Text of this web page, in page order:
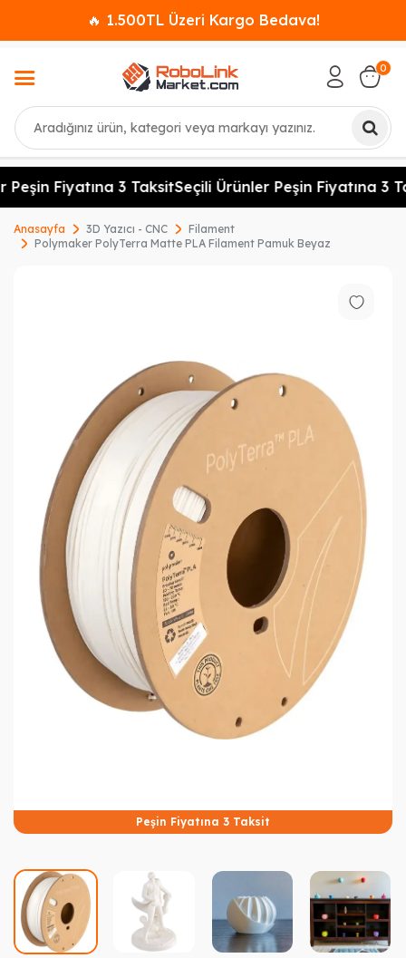
🔥 1.500TL Üzeri Kargo Bedava!
Ara
0
Fiyatına 3 TaksitSeçili Ürünler Peşin Fiyatına 3
Anasayfa 3D Yazıcı - CNC
Filament
Polymaker PolyTerra Matte PLA Filament Pamuk Beyaz
Peşin Fiyatına 3 Taksit